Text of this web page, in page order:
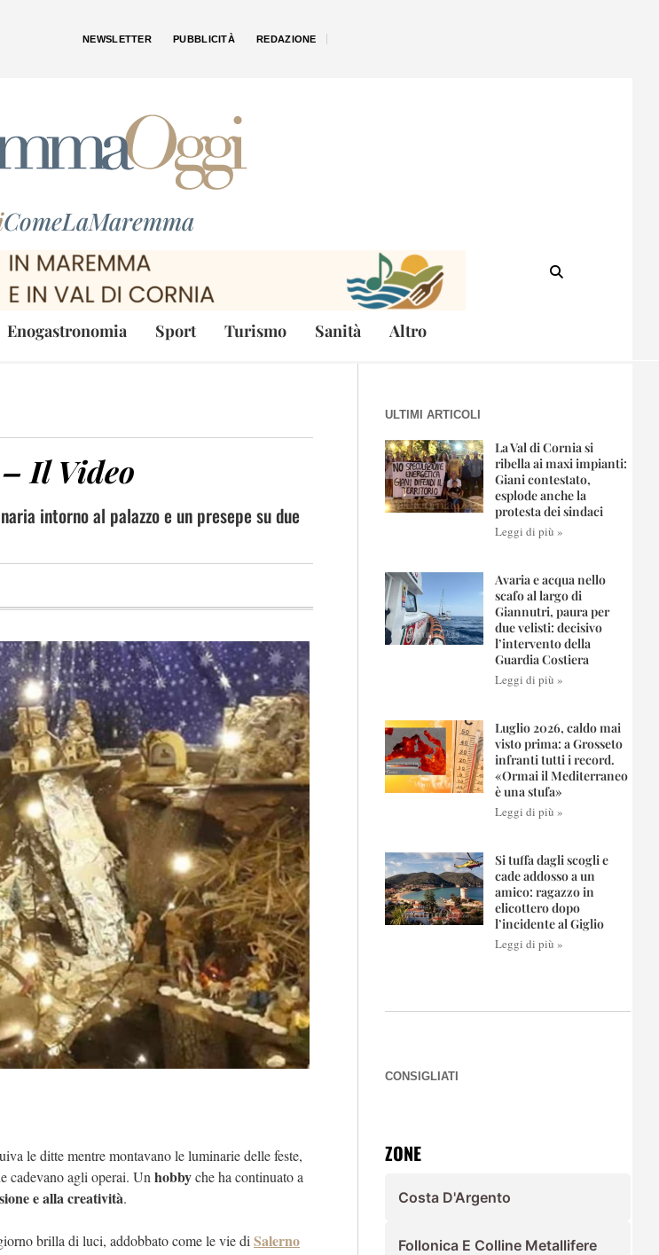
NEWSLETTER PUBBLICITÀ REDAZIONE
ComeLaMaremma
Enogastronomia Sport Turismo Sanità Altro
Il Video
intorno al palazzo e un presepe su due
le ditte mentre montavano le luminarie delle feste,
cadevano agli operai. Un hobbyche ha continuato a
e alla creatività.
brilla di luci, addobbato come le vie di Salerno
ULTIMI ARTICOLI
La Val di Cornia si
ribella ai maxi impianti:
Giani contestato,
esplode anche la
protesta dei sindaci
Leggi di più »
Avaria e acqua nello
scafo al largo di
Giannutri, paura per
due velisti: decisivo
l’intervento della
Guardia Costiera
Leggi di più »
Luglio 2026, caldo mai
visto prima: a Grosseto
infranti tutti i record.
«Ormai il Mediterraneo
è una stufa»
Leggi di più »
Si tuffa dagli scogli e
cade addosso a un
amico: ragazzo in
elicottero dopo
l’incidente al Giglio
Leggi di più »
CONSIGLIATI
ZONE
Costa D'Argento
Follonica E Colline Metallifere